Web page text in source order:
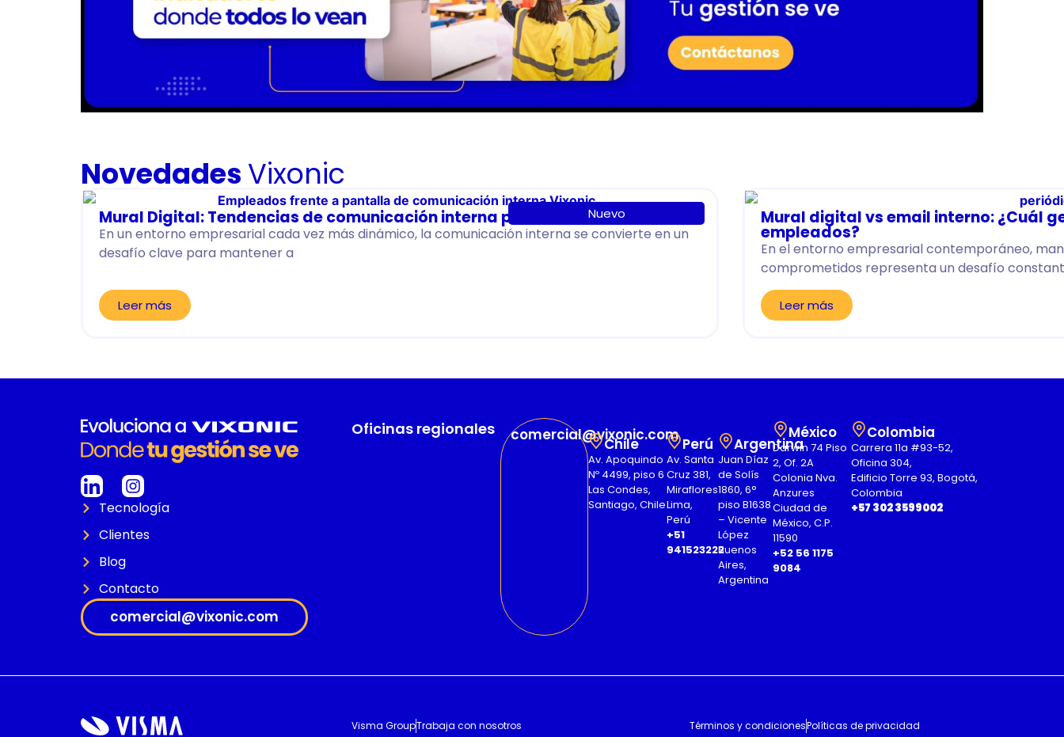
Novedades Vixonic
Nuevo
Mural Digital: Tendencias de comunicación interna para 2026
En un entorno empresarial cada vez más dinámico, la comunicación interna se convierte en un
desafío clave para mantener a
Leer más
Mural digital vs email interno: ¿Cuál
empleados?
En el entorno empresarial contemporáneo,
comprometidos representa un desafío
Leer más
Tecnología
Clientes
Blog
Contacto
comercial@vixonic.com
Oficinas regionales comercial@vixonic.com
Chile
Av. Apoquindo
Nº 4499, piso 6
Las Condes,
Santiago, Chile
Perú
Av. Santa
Cruz 381,
Miraflores
Lima,
Perú
+51
941523222
Argentina
Juan Díaz
de Solís
1860, 6°
piso B1638
– Vicente
López
Buenos
Aires,
Argentina
México
Darwin 74 Piso
2, Of. 2A
Colonia Nva.
Anzures
Ciudad de
México, C.P.
11590
+52 56 1175
9084
Colombia
Carrera 11a #93-52,
Oficina 304,
Edificio Torre 93, Bogotá,
Colombia
+57 302 3599002
Visma GroupTrabaja con nosotros Términos y condicionesPolíticas de privacidad